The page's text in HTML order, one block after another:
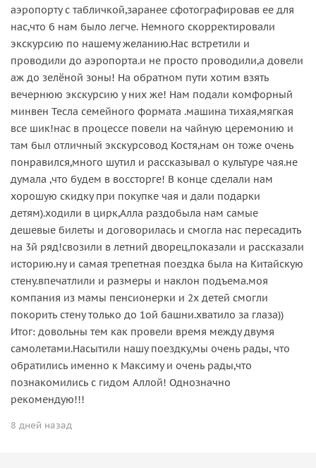
аэропорту с табличкой,заранее сфотографировав ее для
нас,что б нам было легче. Немного скорректировали
экскурсию по нашему желанию.Нас встретили и
проводили до аэропорта.и не просто проводили,а довели
аж до зелёной зоны! На обратном пути хотим взять
вечернюю экскурсию у них же! Нам подали комфорный
минвен Тесла семейного формата .машина тихая,мягкая
все шик!нас в процессе повели на чайную церемонию и
там был отличный экскурсовод Костя,нам он тоже очень
понравился,много шутил и рассказывал о культуре чая.не
думала ,что будем в воссторге! В конце сделали нам
хорошую скидку при покупке чая и дали подарки
детям).ходили в цирк,Алла раздобыла нам самые
дешевые билеты и договорилась и смогла нас пересадить
на 3й ряд!свозили в летний дворец,показали и рассказали
историю.ну и самая трепетная поездка была на Китайскую
стену.впечатлили и размеры и наклон подъема.моя
компания из мамы пенсионерки и 2х детей смогли
покорить стену только до 1ой башни.хватило за глаза))
Итог: довольны тем как провели время между двумя
самолетами.Насытили нашу поездку,мы очень рады, что
обратились именно к Максиму и очень рады,что
познакомились с гидом Аллой! Однозначно
рекомендую!!!
8 дней назад